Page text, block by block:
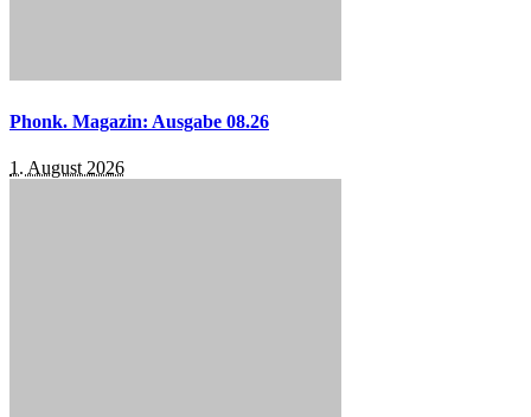
Phonk. Magazin: Ausgabe 08.26
1. August 2026